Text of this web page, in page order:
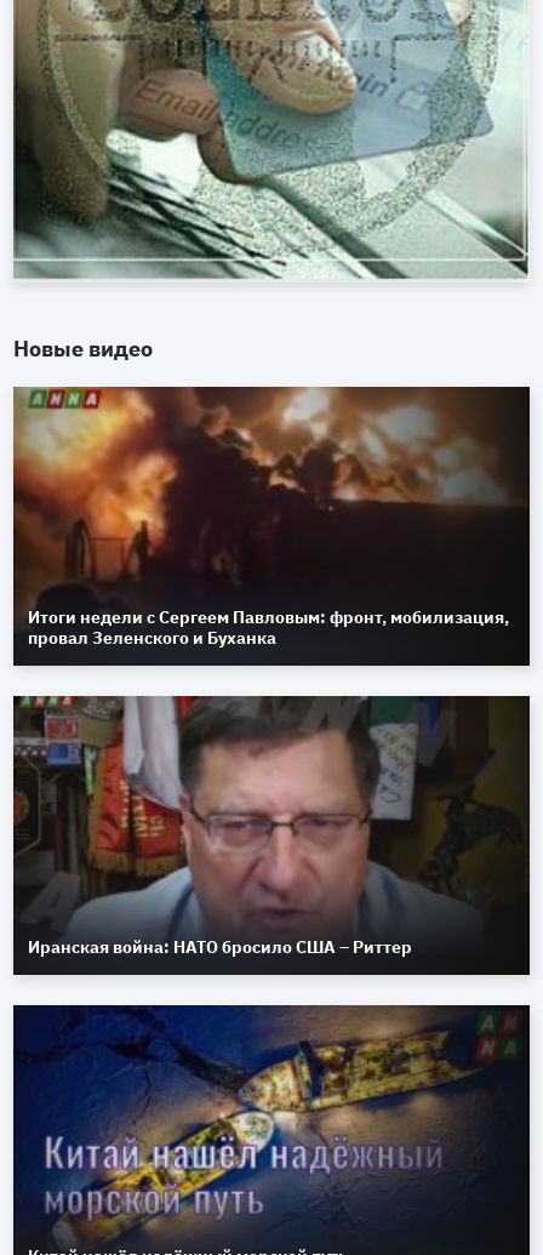
Новые видео
Итоги недели с Сергеем Павловым: фронт, мобилизация,
провал Зеленского и Буханка
Иранская война: НАТО бросило США – Риттер